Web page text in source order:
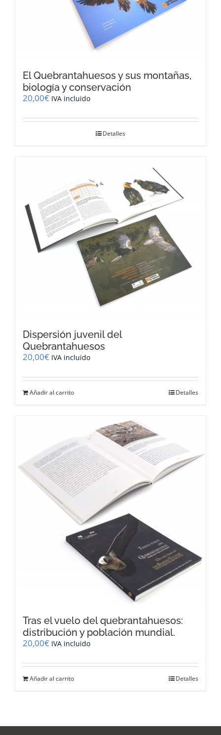
El Quebrantahuesos y sus montañas,
biología y conservación
20,00€ IVA incluido
Detalles
Dispersión juvenil del
Quebrantahuesos
20,00€ IVA incluido
Añadir al carrito Detalles
Tras el vuelo del quebrantahuesos:
distribución y población mundial.
20,00€ IVA incluido
Añadir al carrito Detalles